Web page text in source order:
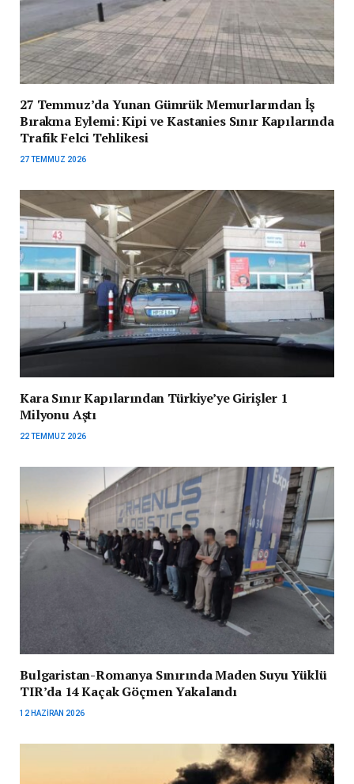
27 Temmuz’da Yunan Gümrük Memurlarından İş
Bırakma Eylemi: Kipi ve Kastanies Sınır Kapılarında
Trafik Felci Tehlikesi
27 TEMMUZ 2026
Kara Sınır Kapılarından Türkiye’ye Girişler 1
Milyonu Aştı
22 TEMMUZ 2026
Bulgaristan-Romanya Sınırında Maden Suyu Yüklü
TIR’da 14 Kaçak Göçmen Yakalandı
12 HAZIRAN 2026